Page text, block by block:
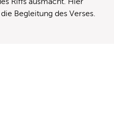
Begleitung des Verses.